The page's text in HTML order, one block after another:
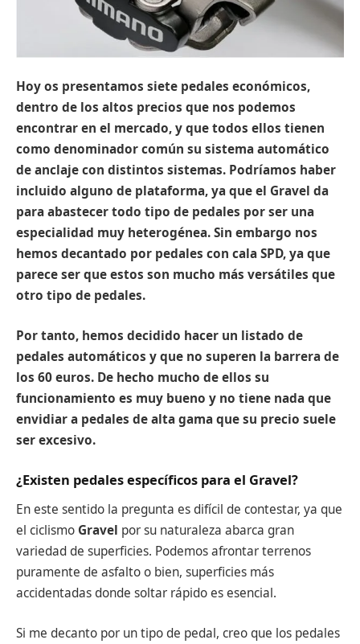
Hoy os presentamos siete pedales económicos,
dentro de los altos precios que nos podemos
encontrar en el mercado, y que todos ellos tienen
como denominador común su sistema automático
de anclaje con distintos sistemas. Podríamos haber
incluido alguno de plataforma, ya que el Gravel da
para abastecer todo tipo de pedales por ser una
especialidad muy heterogénea. Sin embargo nos
hemos decantado por pedales con cala SPD, ya que
parece ser que estos son mucho más versátiles que
otro tipo de pedales.
Por tanto, hemos decidido hacer un listado de
pedales automáticos y que no superen la barrera de
los 60 euros. De hecho mucho de ellos su
funcionamiento es muy bueno y no tiene nada que
envidiar a pedales de alta gama que su precio suele
ser excesivo.
¿Existen pedales específicos para el Gravel?
En este sentido la pregunta es difícil de contestar, ya que
el ciclismo Gravel por su naturaleza abarca gran
variedad de superficies. Podemos afrontar terrenos
puramente de asfalto o bien, superficies más
accidentadas donde soltar rápido es esencial.
Si me decanto por un tipo de pedal, creo que los pedales